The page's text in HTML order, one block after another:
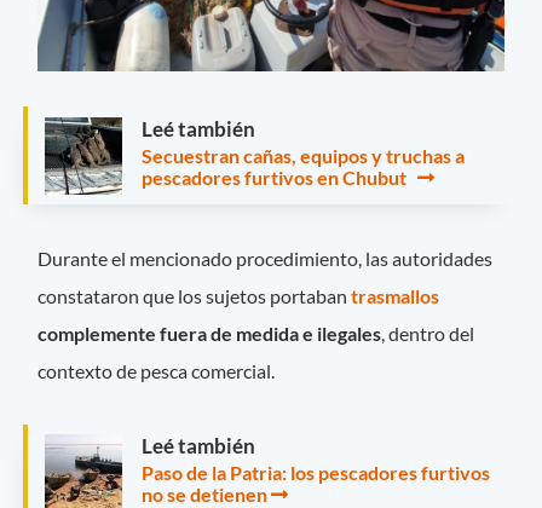
Leé también
Secuestran cañas, equipos y truchas a
pescadores furtivos en Chubut
Durante el mencionado procedimiento, las autoridades
constataron que los sujetos portabantrasmallos
complemente fuera de medida e ilegales , dentro del
contexto de pesca comercial.
Leé también
Paso de la Patria: los pescadores furtivos
no se detienen